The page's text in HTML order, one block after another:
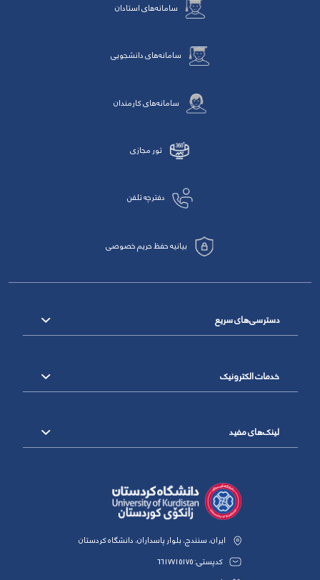
سامانه‌های استادان
سامانه‌های دانشجویی
سامانه‌های کارمندان
تور مجازی
دفترچه تلفن
بیانیه حفظ حریم خصوصی
دسترسی‌های سریع
خدمات الکترونیک
لینک‌های مفید
ایران، سنندج، بلوار پاسداران، دانشگاه کردستان
کدپستی: 6617715175